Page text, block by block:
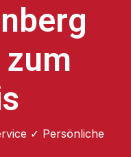
✓ Persönliche